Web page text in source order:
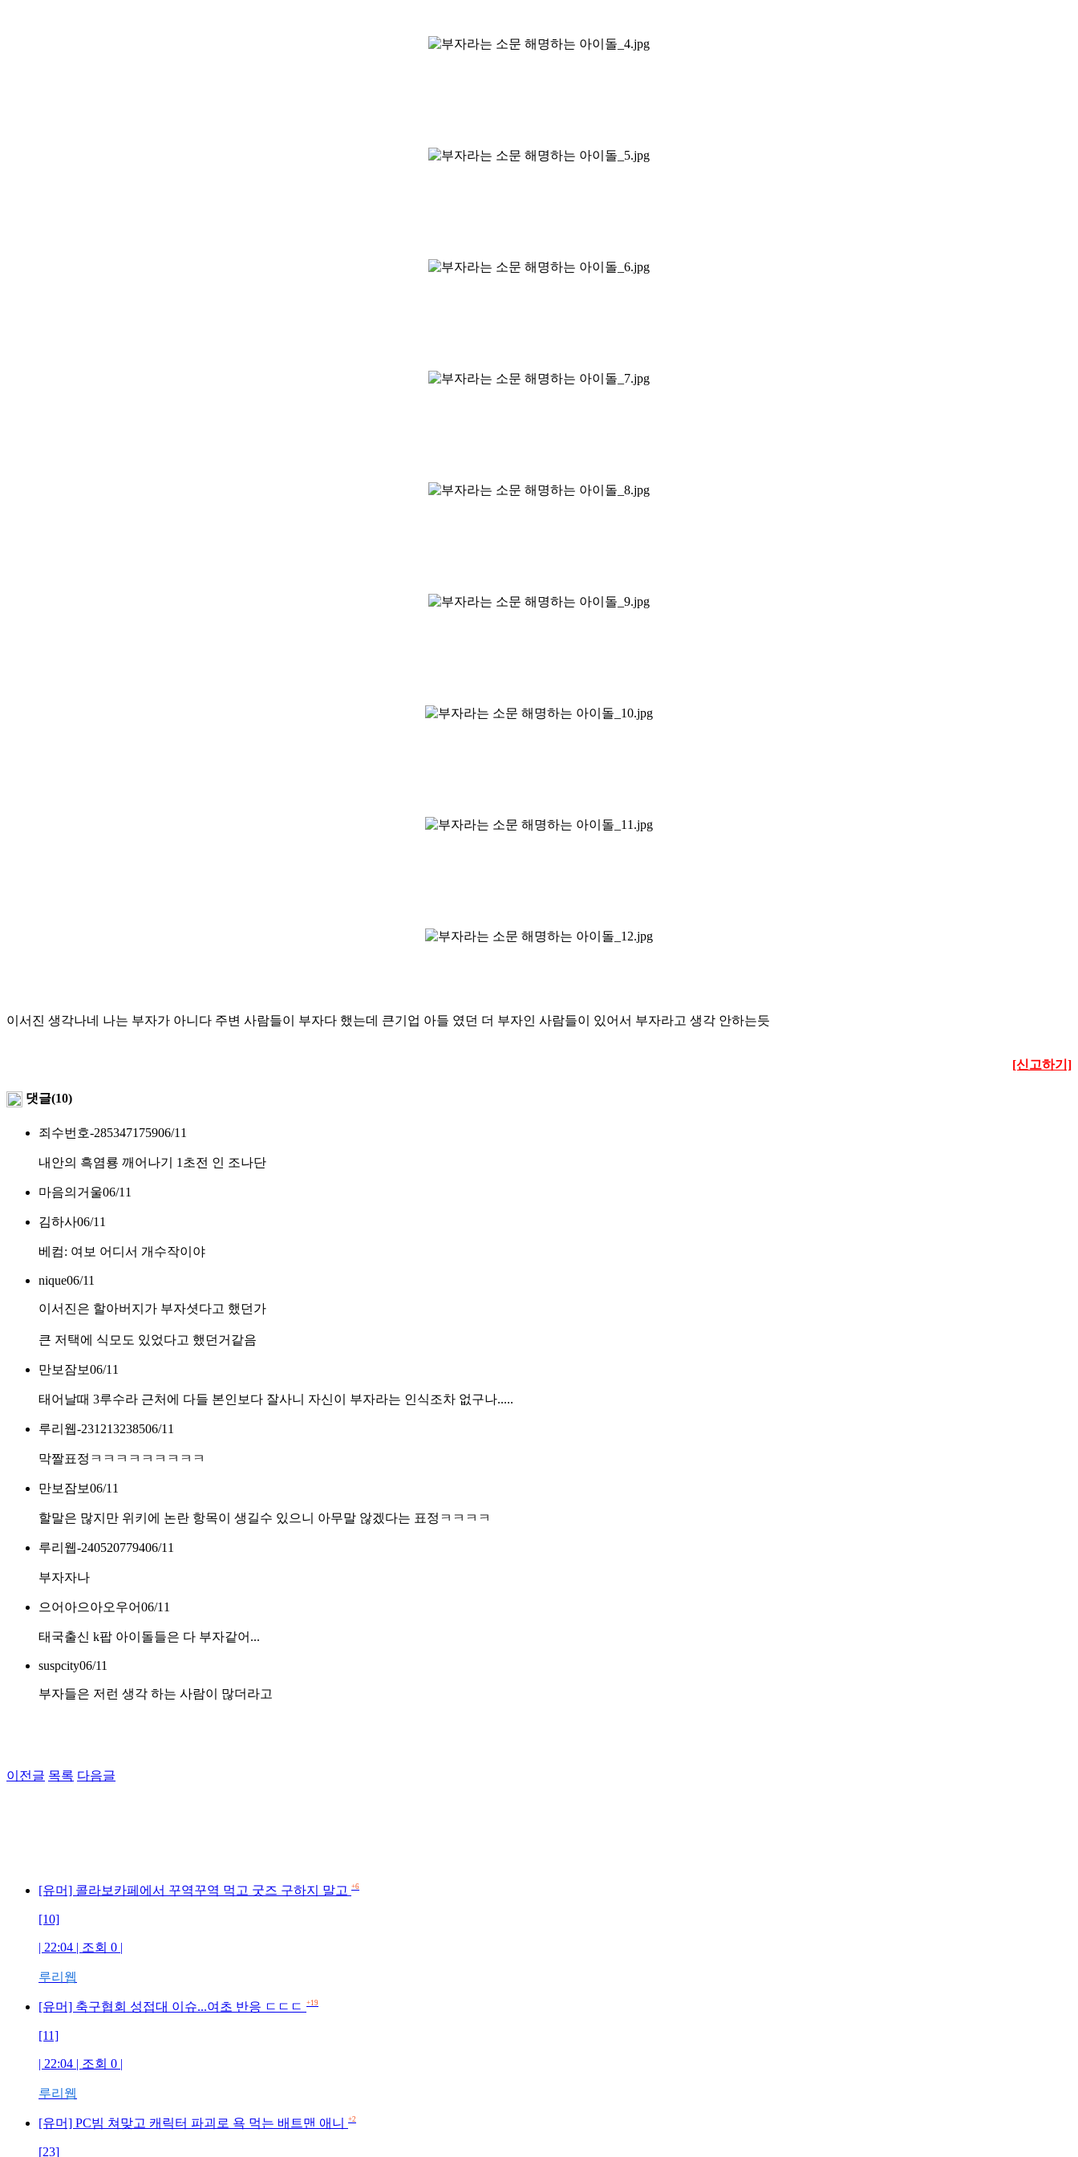
이서진 생각나네 나는 부자가 아니다 주변 사람들이 부자다 했는데 큰기업 아들 였던 더 부자인 사람들이 있어서 부자라고 생각 안하는듯
[신고하기]
댓글(10)
죄수번호-285347175906/11
내안의 흑염룡 깨어나기 1초전 인 조나단
마음의거울06/11
김하사06/11
베컴: 여보 어디서 개수작이야
nique06/11
이서진은 할아버지가 부자셧다고 했던가
큰 저택에 식모도 있었다고 했던거같음
만보잠보06/11
태어날때 3루수라 근처에 다들 본인보다 잘사니 자신이 부자라는 인식조차 없구나.....
루리웹-231213238506/11
막짤표정ㅋㅋㅋㅋㅋㅋㅋㅋㅋ
만보잠보06/11
할말은 많지만 위키에 논란 항목이 생길수 있으니 아무말 않겠다는 표정ㅋㅋㅋㅋ
루리웹-240520779406/11
부자자나
으어아으아오우어06/11
태국출신 k팝 아이돌들은 다 부자같어...
suspcity06/11
부자들은 저런 생각 하는 사람이 많더라고
이전글 목록 다음글
[유머] 콜라보카페에서 꾸역꾸역 먹고 굿즈 구하지 말고 +6
[10]
| 22:04 | 조회 0 |
루리웹
[유머] 축구협회 성접대 이슈...여초 반응 ㄷㄷㄷ +19
[11]
| 22:04 | 조회 0 |
루리웹
[유머] PC빔 쳐맞고 캐릭터 파괴로 욕 먹는 배트맨 애니 +2
[23]